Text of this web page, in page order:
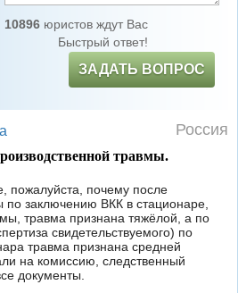
10896юристов ждут Вас
Быстрый ответ!
ЗАДАТЬ ВОПРОС
Россия
травмы.
пожалуйста, почему после
по заключению ВКК в стационаре,
травма признана тяжёлой, а по
свидетельствуемого) по
травма признана средней
на комиссию, следственный
документы.